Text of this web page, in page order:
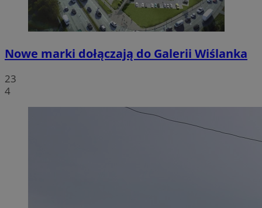
Nowe marki dołączają do Galerii Wiślanka
23
4